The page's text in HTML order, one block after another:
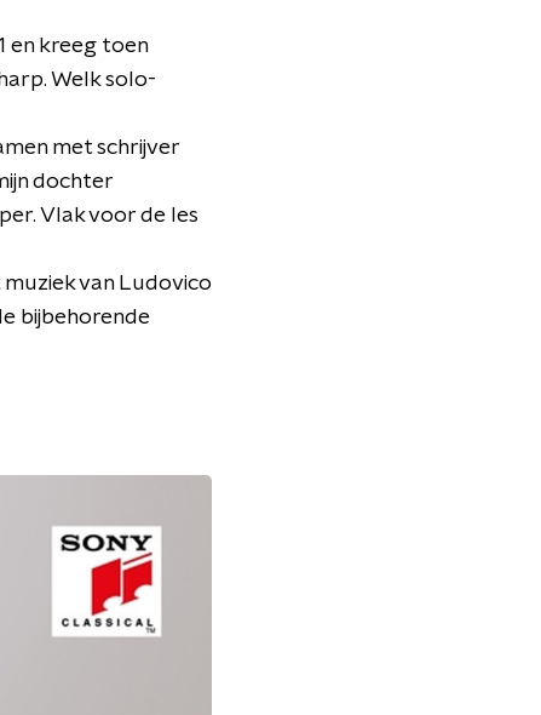
en kreeg toen
Welk solo-
met schrijver
dochter
Vlak voor de les
muziek van Ludovico
bijbehorende